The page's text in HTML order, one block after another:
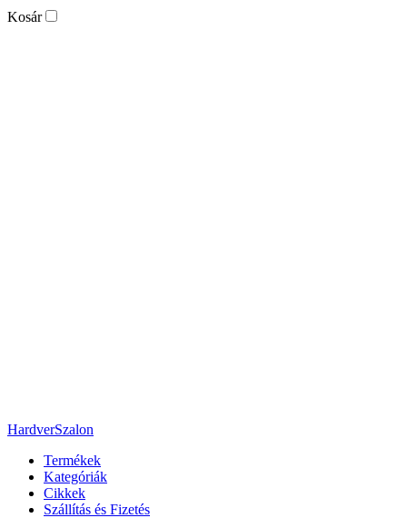
Kosár
HardverSzalon
Termékek
Kategóriák
Cikkek
Szállítás és Fizetés